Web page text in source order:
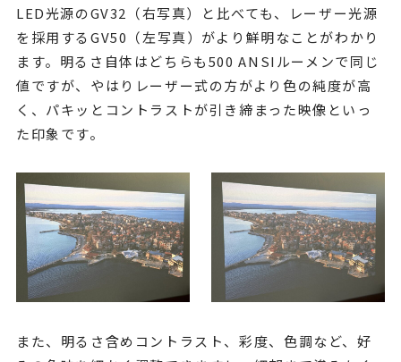
LED光源のGV32（右写真）と比べても、レーザー光源
を採用するGV50（左写真）がより鮮明なことがわかり
ます。明るさ自体はどちらも500 ANSIルーメンで同じ
値ですが、やはりレーザー式の方がより色の純度が高
く、パキッとコントラストが引き締まった映像といっ
た印象です。
また、明るさ含めコントラスト、彩度、色調など、好